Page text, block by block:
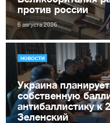
против россии
6 августа 2026
НОВОСТИ
Украина
собственную
антибаллистику к
Зеленский